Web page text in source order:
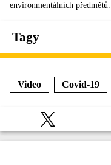
environmentálních předmětů.
Tagy
Video Covid-19